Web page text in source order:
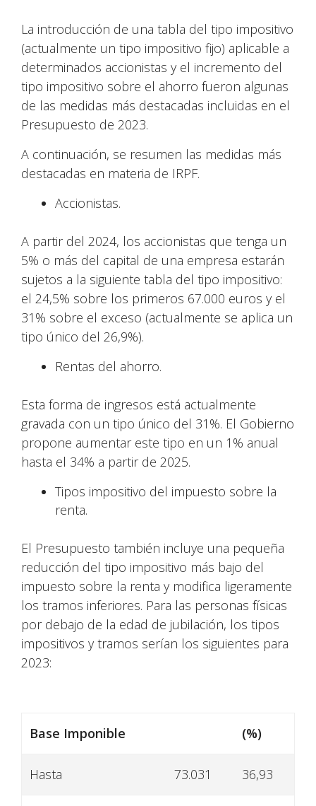
La introducción de una tabla del tipo impositivo
(actualmente un tipo impositivo fijo) aplicable a
determinados accionistas y el incremento del
tipo impositivo sobre el ahorro fueron algunas
de las medidas más destacadas incluidas en el
Presupuesto de 2023.
A continuación, se resumen las medidas más
destacadas en materia de IRPF.
Accionistas.
A partir del 2024, los accionistas que tenga un
5% o más del capital de una empresa estarán
sujetos a la siguiente tabla del tipo impositivo:
el 24,5% sobre los primeros 67.000 euros y el
31% sobre el exceso (actualmente se aplica un
tipo único del 26,9%).
Rentas del ahorro.
Esta forma de ingresos está actualmente
gravada con un tipo único del 31%. El Gobierno
propone aumentar este tipo en un 1% anual
hasta el 34% a partir de 2025.
Tipos impositivo del impuesto sobre la
renta.
El Presupuesto también incluye una pequeña
reducción del tipo impositivo más bajo del
impuesto sobre la renta y modifica ligeramente
los tramos inferiores. Para las personas físicas
por debajo de la edad de jubilación, los tipos
impositivos y tramos serían los siguientes para
2023:
Base Imponible (%)
Hasta 73.031 36,93